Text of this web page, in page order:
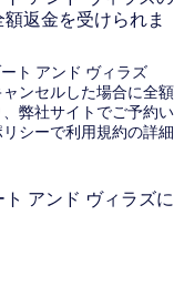
返金を受けられま
ト アンド ヴィラズ
ンセルした場合に全額
弊社サイトでご予約い
シーで利用規約の詳細
アンド ヴィラズに